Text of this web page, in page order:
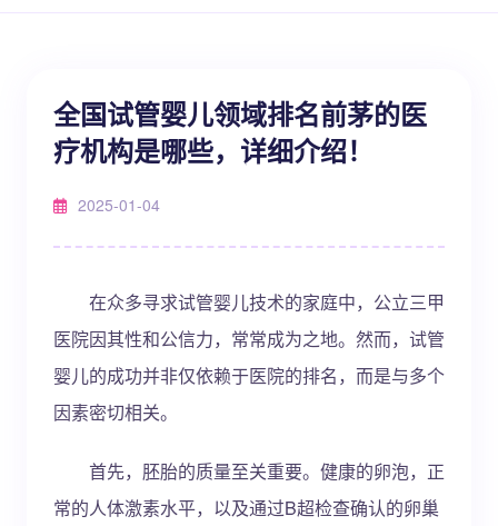
全国试管婴儿领域排名前茅的医
疗机构是哪些，详细介绍！
2025-01-04
在众多寻求试管婴儿技术的家庭中，公立三甲
医院因其性和公信力，常常成为之地。然而，试管
婴儿的成功并非仅依赖于医院的排名，而是与多个
因素密切相关。
首先，胚胎的质量至关重要。健康的卵泡，正
常的人体激素水平，以及通过B超检查确认的卵巢